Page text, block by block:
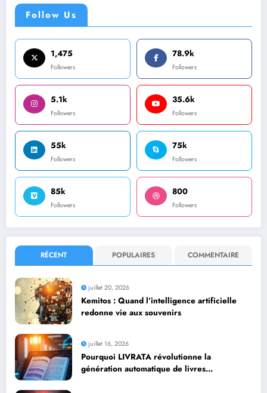
Follow Us
1,475
Followers
78.9k
Followers
5.1k
Followers
35.6k
Followers
55k
Followers
75k
Followers
85k
Followers
800
Followers
RÉCENT POPULAIRES COMMENTAIRE
juillet 20, 2026
Kemitos : Quand l’intelligence artificielle
redonne vie aux souvenirs
juillet 16, 2026
Pourquoi LIVRATA révolutionne la
génération automatique de livres